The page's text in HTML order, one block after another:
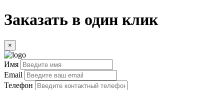
Заказать в один клик
×
Имя
Email
Телефон